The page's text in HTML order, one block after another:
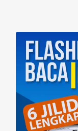
i
n
n
e
w
w
i
n
d
)
s
i
n
n
e
w
w
i
n
o
w
)